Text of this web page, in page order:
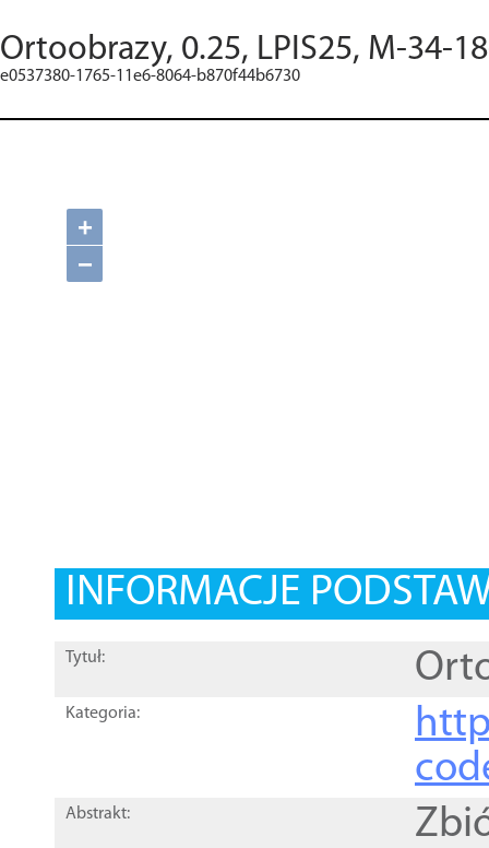
Ortoobrazy, 0.25, LPIS25, M-34-
e0537380-1765-11e6-8064-b870f44b6730
+
−
INFORMACJE
Tytuł:
Kategoria:
Abstrakt: